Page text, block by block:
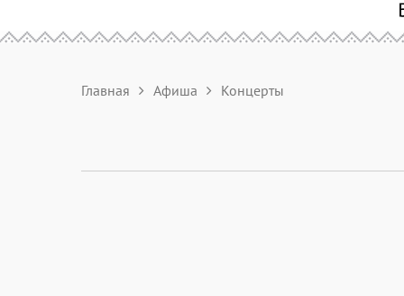
Главная Афиша Концерты